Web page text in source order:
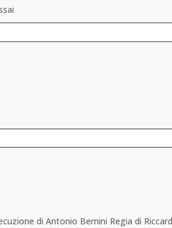
di Antonio Bernini Regia di